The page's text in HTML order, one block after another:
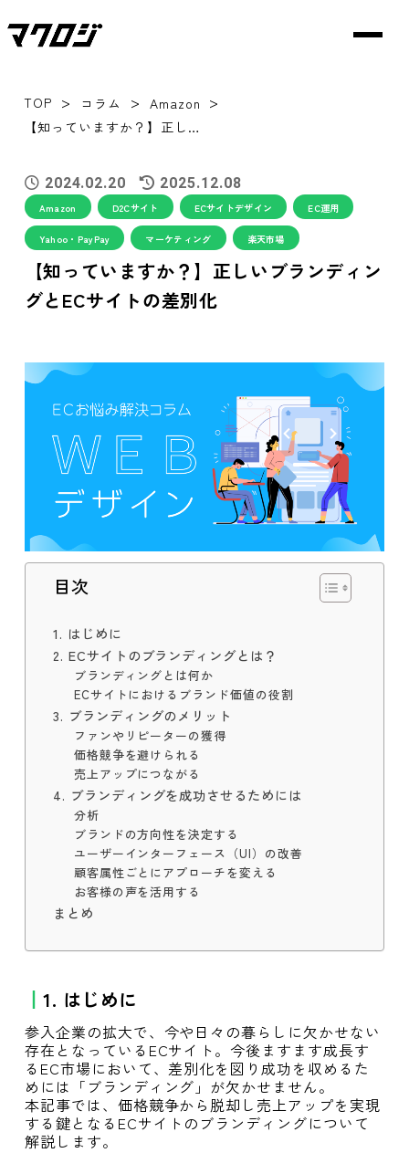
TOP > コラム > Amazon >
【知っていますか？】正しいブランディングとECサイトの差別化
2024.02.20 2025.12.08
Amazon D2Cサイト ECサイトデザイン EC運用
Yahoo・PayPay マーケティング 楽天市場
【知っていますか？】正しいブランディン
グとECサイトの差別化
目次
1. はじめに
2. ECサイトのブランディングとは？
ブランディングとは何か
ECサイトにおけるブランド価値の役割
3. ブランディングのメリット
ファンやリピーターの獲得
価格競争を避けられる
売上アップにつながる
4. ブランディングを成功させるためには
分析
ブランドの方向性を決定する
ユーザーインターフェース（UI）の改善
顧客属性ごとにアプローチを変える
お客様の声を活用する
まとめ
1. はじめに
参入企業の拡大で、今や日々の暮らしに欠かせない
存在となっているECサイト。今後ますます成長す
るEC市場において、差別化を図り成功を収めるた
めには「ブランディング」が欠かせません。
本記事では、価格競争から脱却し売上アップを実現
する鍵となるECサイトのブランディングについて
解説します。